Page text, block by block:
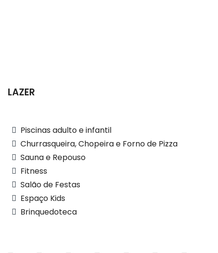
LAZER
Piscinas adulto e infantil
Churrasqueira, Chopeira e Forno de Pizza
Sauna e Repouso
Fitness
Salão de Festas
Espaço Kids
Brinquedoteca